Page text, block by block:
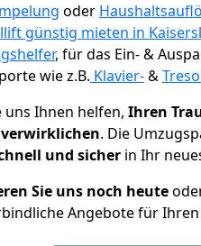
oder
günstig mieten in
, für das Ein- &
wie z.B. Klavier-&
uns Ihnen helfen, Ihren
. Die
und sicher in Ihr
Sie uns noch heute
Angebote für